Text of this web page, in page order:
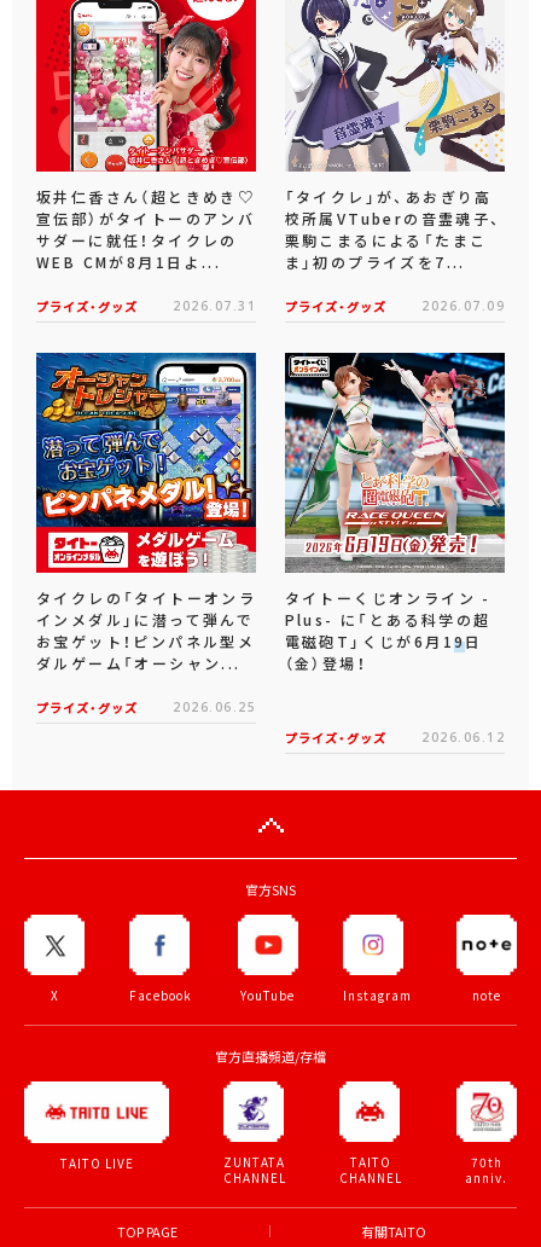
坂井仁香さん（超ときめき♡
宣伝部）がタイトーのアンバ
サダーに就任！タイクレの
WEB CMが8月1日よ...
プライズ・グッズ 2026.07.31
「タイクレ」が、あおぎり高
校所属VTuberの音霊魂子、
栗駒こまるによる「たまこ
ま」初のプライズを7...
プライズ・グッズ 2026.07.09
タイクレの「タイトーオンラ
インメダル」に潜って弾んで
お宝ゲット！ピンパネル型メ
ダルゲーム「オーシャン...
プライズ・グッズ 2026.06.25
タイトーくじオンライン -
Plus- に「とある科学の超
電磁砲T」くじが6月19日
（金）登場！
プライズ・グッズ 2026.06.12
官方SNS
X Facebook YouTube Instagram note
官方直播頻道/存檔
TAITO LIVE
ZUNTATA
CHANNEL
TAITO
CHANNEL
70th
anniv.
TOP PAGE 有關TAITO